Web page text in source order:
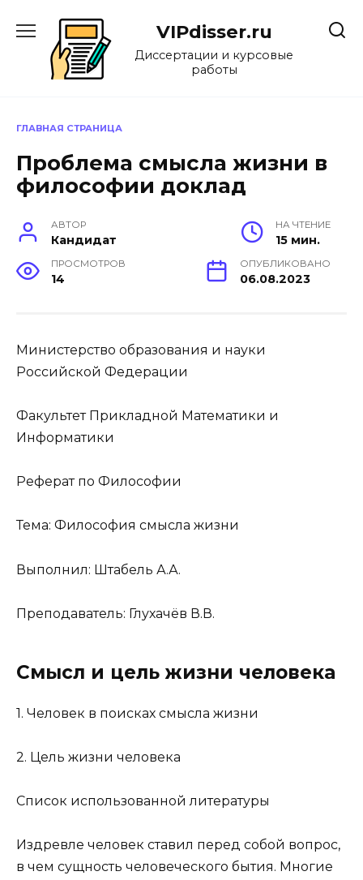
содержанию
VIPdisser.ru
Диссертации и курсовые
работы
ГЛАВНАЯ СТРАНИЦА
Проблема смысла жизни в
философии доклад
АВТОР
Кандидат
НА ЧТЕНИЕ
15 мин.
ПРОСМОТРОВ
14
ОПУБЛИКОВАНО
06.08.2023
Министерство образования и науки
Российской Федерации
Факультет Прикладной Математики и
Информатики
Реферат по Философии
Тема: Философия смысла жизни
Выполнил: Штабель А.А.
Преподаватель: Глухачёв В.В.
Смысл и цель жизни человека
1. Человек в поисках смысла жизни
2. Цель жизни человека
Список использованной литературы
Издревле человек ставил перед собой вопрос,
в чем сущность человеческого бытия. Многие